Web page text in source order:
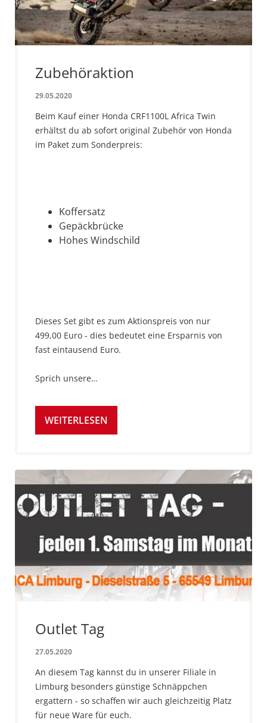
Zubehöraktion
29.05.2020
Beim Kauf einer Honda CRF1100L Africa Twin
erhältst du ab sofort original Zubehör von Honda
im Paket zum Sonderpreis:
Koffersatz
Gepäckbrücke
Hohes Windschild
Dieses Set gibt es zum Aktionspreis von nur
499,00 Euro - dies bedeutet eine Ersparnis von
fast eintausend Euro.
Sprich unsere…
WEITERLESEN
Outlet Tag
27.05.2020
An diesem Tag kannst du in unserer Filiale in
Limburg besonders günstige Schnäppchen
ergattern - so schaffen wir auch gleichzeitig Platz
für neue Ware für euch.